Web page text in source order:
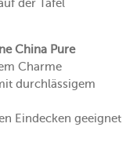
der Tafel
China Pure
Charme
durchlässigem
Eindecken geeignet